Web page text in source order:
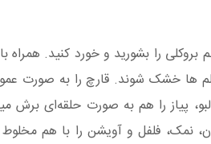
ها خشک شوند. قارچ را به صورت
لبو، پیاز را هم به صورت حلقه‌ای
نمک، فلفل و آویشن را با هم مخلوط